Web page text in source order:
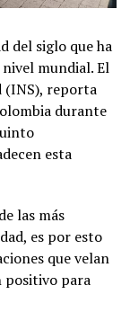
del siglo que ha
mundial. El
(INS), reporta
durante
esta
las más
es por esto
que velan
positivo para